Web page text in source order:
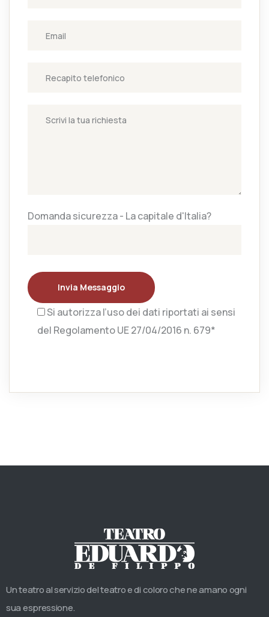
Domanda sicurezza - La capitale d'Italia?
Invia Messaggio
Si autorizza l’uso dei dati riportati ai sensi
del Regolamento UE 27/04/2016 n. 679*
Un teatro al servizio del teatro e di coloro che ne amano ogni
sua espressione.